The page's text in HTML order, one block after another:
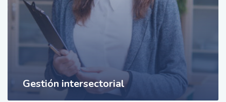
Gestión intersectorial